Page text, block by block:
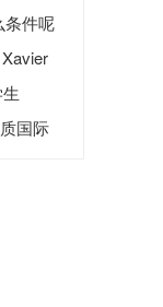
条件呢
国际